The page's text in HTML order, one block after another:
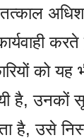
को यह
है, उनकों
है, उसे